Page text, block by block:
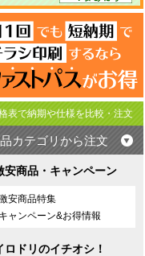
表で納期や仕様を比較・注文
カテゴリから注文
安商品・キャンペーン
安商品特集
キャンペーン&お得情報
ロドリのイチオシ！